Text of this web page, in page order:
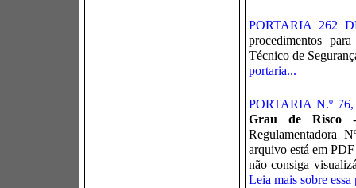
PORTARIA 262
procedimentos
Técnico de
portaria...
PORTARIA N.º
Grau de Risco -
Regulamentadora
arquivo está em
não consiga
Leia mais sobre essa